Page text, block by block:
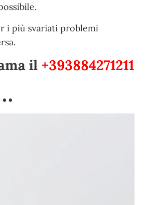
i più svariati problemi
il +393884271211